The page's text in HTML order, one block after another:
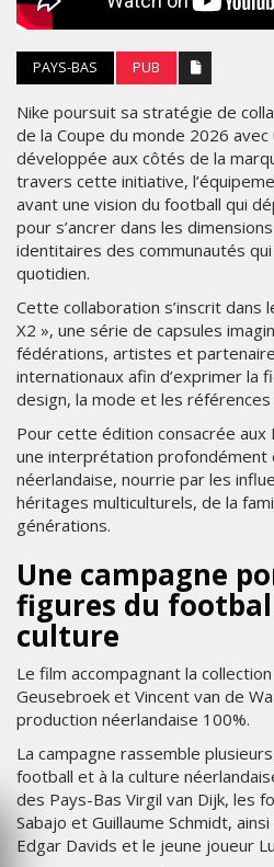
PAYS-BAS PUB
Nike poursuit sa stratégie de
de la Coupe du monde 2026
développée aux côtés de la
travers cette initiative,
avant une vision du football qui
pour s’ancrer dans les
identitaires des communautés
quotidien.
Cette collaboration s’inscrit dans
X2 », une série de capsules
fédérations, artistes et
internationaux afin d’exprimer la
design, la mode et les références
Pour cette édition consacrée
une interprétation profondément
néerlandaise, nourrie par les
héritages multiculturels, de la
générations.
Une campagne
figures du
culture
Le film accompagnant la
Geusebroek et Vincent van de
production néerlandaise 100%.
La campagne rassemble
football et à la culture
des Pays-Bas Virgil van Dijk, les
Sabajo et Guillaume Schmidt,
Edgar Davids et le jeune joueur